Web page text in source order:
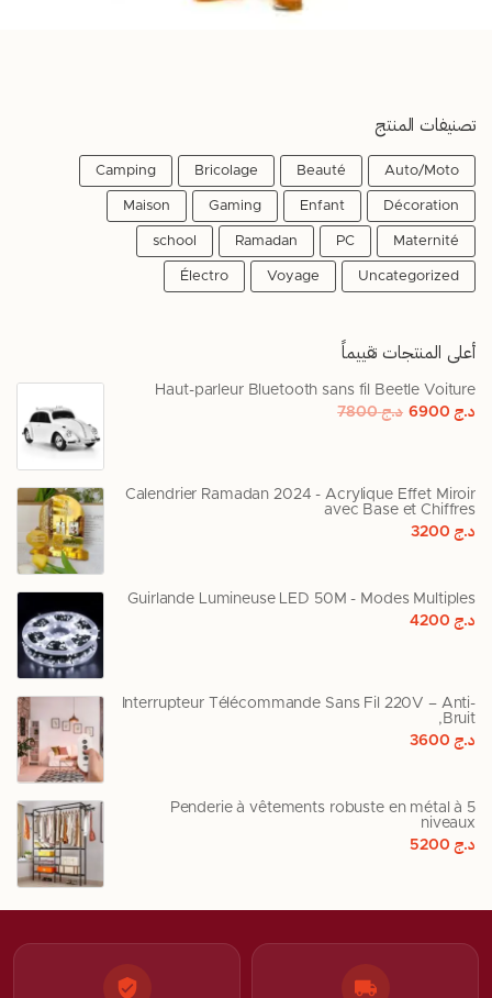
تصنيفات المنتج
Auto/Moto
Beauté
Bricolage
Camping
Décoration
Enfant
Gaming
Maison
Maternité
PC
Ramadan
school
Uncategorized
Voyage
Électro
أعلى المنتجات تقييماً
Haut-parleur Bluetooth sans fil Beetle Voiture
د.ج6900 د.ج7800
Calendrier Ramadan 2024 - Acrylique Effet Miroir
avec Base et Chiffres
د.ج3200
Guirlande Lumineuse LED 50M - Modes Multiples
د.ج4200
Interrupteur Télécommande Sans Fil 220V – Anti-
Bruit,
د.ج3600
Penderie à vêtements robuste en métal à 5
niveaux
د.ج5200